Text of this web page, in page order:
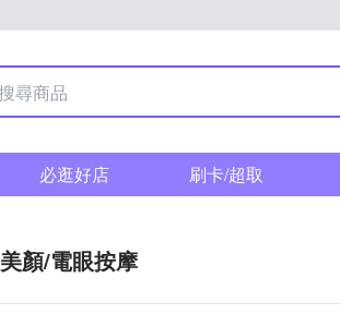
必逛好店 刷卡/超取
美顏/電眼按摩